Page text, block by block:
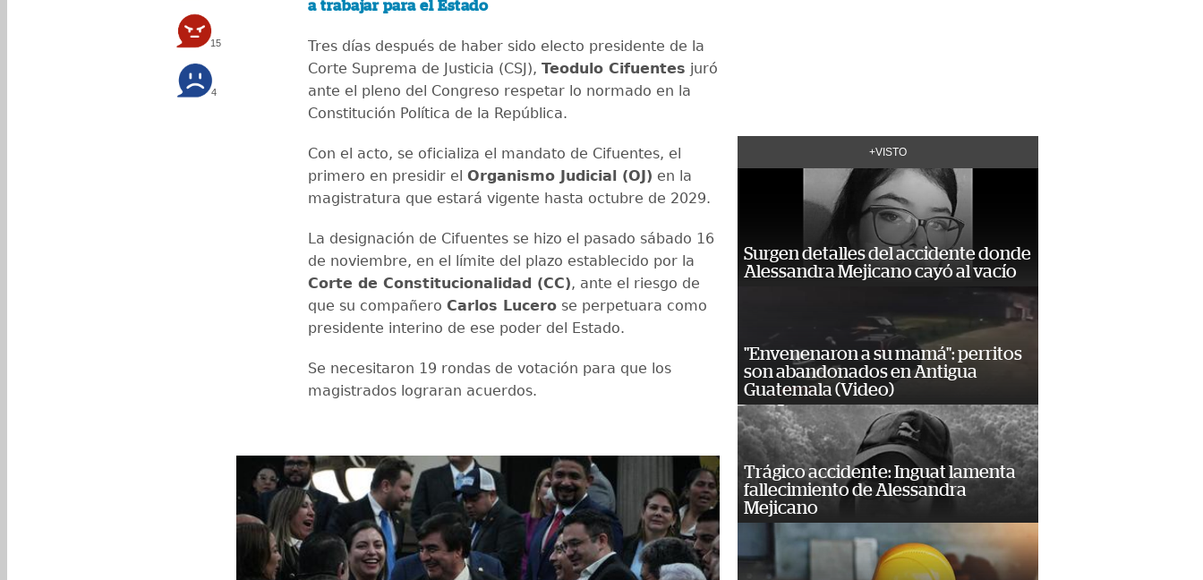
15
4
a trabajar para el Estado
Tres días después de haber sido electo presidente de la
Corte Suprema de Justicia (CSJ), Teodulo Cifuentes juró
ante el pleno del Congreso respetar lo normado en la
Constitución Política de la República.
Con el acto, se oficializa el mandato de Cifuentes, el
primero en presidir el Organismo Judicial (OJ) en la
magistratura que estará vigente hasta octubre de 2029.
La designación de Cifuentes se hizo el pasado sábado 16
de noviembre, en el límite del plazo establecido por la
Corte de Constitucionalidad (CC), ante el riesgo de
que su compañero Carlos Lucero se perpetuara como
presidente interino de ese poder del Estado.
Se necesitaron 19 rondas de votación para que los
magistrados lograran acuerdos.
+VISTO
Surgen detalles del accidente donde
Alessandra Mejicano cayó al vacío
"Envenenaron a su mamá": perritos
son abandonados en Antigua
Guatemala (Video)
Trágico accidente: Inguat lamenta
fallecimiento de Alessandra
Mejicano